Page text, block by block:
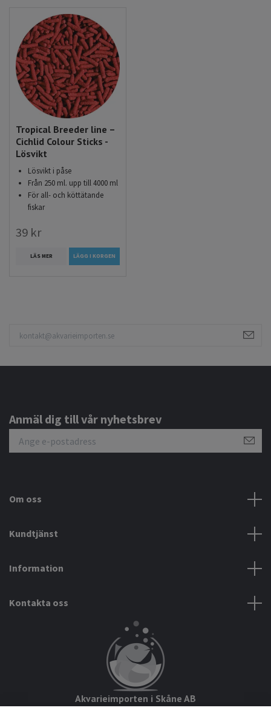
Tropical Breeder line –
Cichlid Colour Sticks -
Lösvikt
Lösvikt i påse
Från 250 ml. upp till 4000 ml
För all- och köttätande
fiskar
39 kr
LÄS MER LÄGG I KORGEN
Anmäl dig till vår nyhetsbrev
Om oss
Kundtjänst
Information
Kontakta oss
Akvarieimporten i Skåne AB